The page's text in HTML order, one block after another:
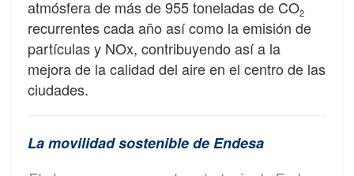
atmósfera de más de 955 toneladas de CO2
recurrentes cada año así como la emisión de
partículas y NOx, contribuyendo así a la
mejora de la calidad del aire en el centro de las
ciudades.
La movilidad sostenible de Endesa